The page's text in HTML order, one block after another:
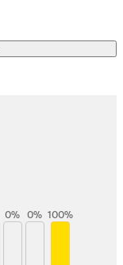
0% 0% 100%